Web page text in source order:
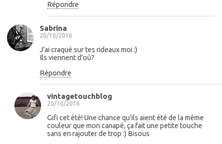
Répondre
Sabrina
20/10/2016
J’ai craqué sur tes rideaux moi :)
Ils viennent d’où?
Répondre
vintagetouchblog
20/10/2016
Gifi cet été! Une chance qu’ils aient été de la même
couleur que mon canapé, ça fait une petite touche
sans en rajouter de trop :) Bisous